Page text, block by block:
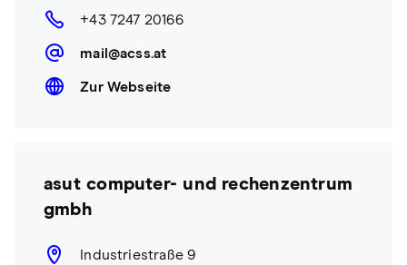
+43 7247 20166
mail@acss.at
Zur Webseite
asut computer- und rechenzentrum
gmbh
Industriestraße 9